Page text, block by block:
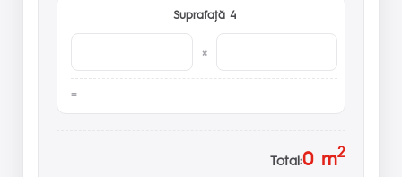
Suprafaţă 4
×
Total:0m2